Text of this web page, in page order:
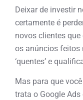
Deixar de investir
certamente é
novos clientes que
os anúncios feitos
‘quentes’ e
Mas para que
trata o Google Ads